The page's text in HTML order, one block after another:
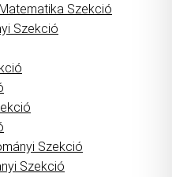
Szekció
Szekció
Szekció
Szekció